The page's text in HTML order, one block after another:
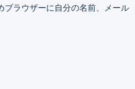
ブラウザーに自分の名前、メール